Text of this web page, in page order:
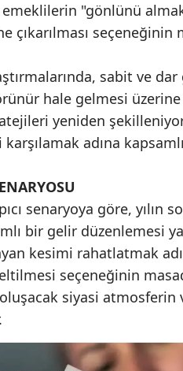
"gönlünü
çıkarılması
sabit ve
hale gelmesi üzerine
yeniden
adına kapsamlı
senaryoya göre, yılın
bir gelir düzenlemesi
kesimi rahatlatmak
seçeneğinin
siyasi atmosferin